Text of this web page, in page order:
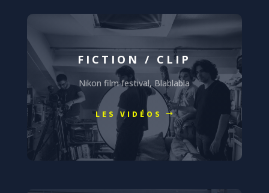
FICTION / CLIP
Nikon film festival, Blablabla
LES VIDÉOS